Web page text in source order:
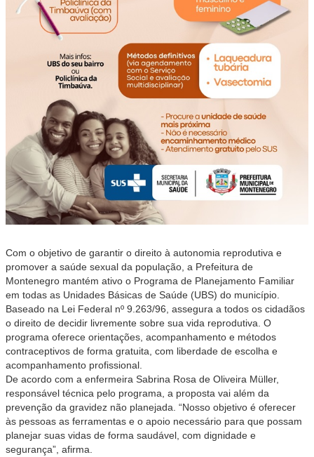
Com o objetivo de garantir o direito à autonomia reprodutiva e
promover a saúde sexual da população, a Prefeitura de
Montenegro mantém ativo o Programa de Planejamento Familiar
em todas as Unidades Básicas de Saúde (UBS) do município.
Baseado na Lei Federal nº 9.263/96, assegura a todos os cidadãos
o direito de decidir livremente sobre sua vida reprodutiva. O
programa oferece orientações, acompanhamento e métodos
contraceptivos de forma gratuita, com liberdade de escolha e
acompanhamento profissional.
De acordo com a enfermeira Sabrina Rosa de Oliveira Müller,
responsável técnica pelo programa, a proposta vai além da
prevenção da gravidez não planejada. “Nosso objetivo é oferecer
às pessoas as ferramentas e o apoio necessário para que possam
planejar suas vidas de forma saudável, com dignidade e
segurança”, afirma.